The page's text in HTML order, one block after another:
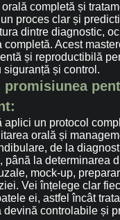
completă și
proces clar și
dintre diagnostic,
completă. Acest
și reproductibilă
siguranță și control.
promisiunea
aplici un protocol
orală și
de la
până la determinarea
mock-up,
Vei înțelege clar
ei, astfel încât
devină controlabile și